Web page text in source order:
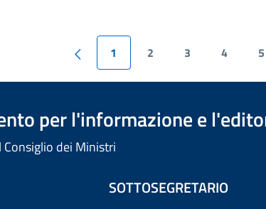
1 2 3 4 5
per l'informazione e
Consiglio dei Ministri
SOTTOSEGRETARIO